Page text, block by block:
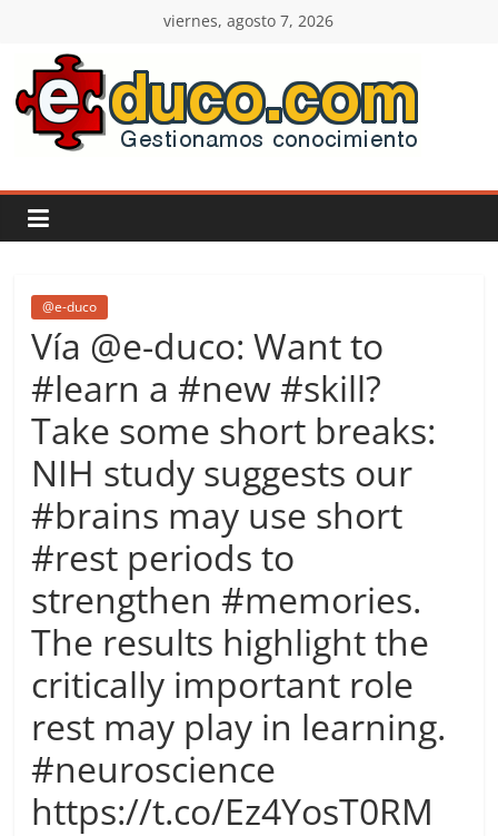
contenido
viernes, agosto 7, 2026
E-
duco:
Gestión
del
Conocimiento
Learn
more.
Do
more.
Be
more.
@e-duco
Vía @e-duco: Want to
#learn a #new #skill?
Take some short breaks:
NIH study suggests our
#brains may use short
#rest periods to
strengthen #memories.
The results highlight the
critically important role
rest may play in learning.
#neuroscience
https://t.co/Ez4YosT0RM